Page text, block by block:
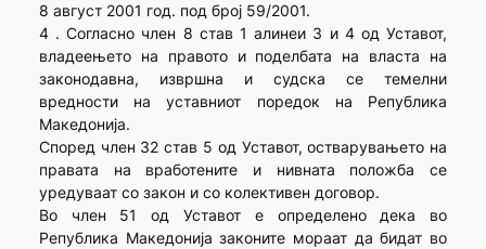
8 август 2001 год. под број 59/2001.
4 . Согласно член 8 став 1 алинеи 3 и 4 од Уставот,
владеењето на правото и поделбата на власта на
законодавна, извршна и судска се темелни
вредности на уставниот поредок на Република
Македонија.
Според член 32 став 5 од Уставот, остварувањето на
правата на вработените и нивната положба се
уредуваат со закон и со колективен договор.
Во член 51 од Уставот е определено дека во
Република Македонија законите мораат да бидат во